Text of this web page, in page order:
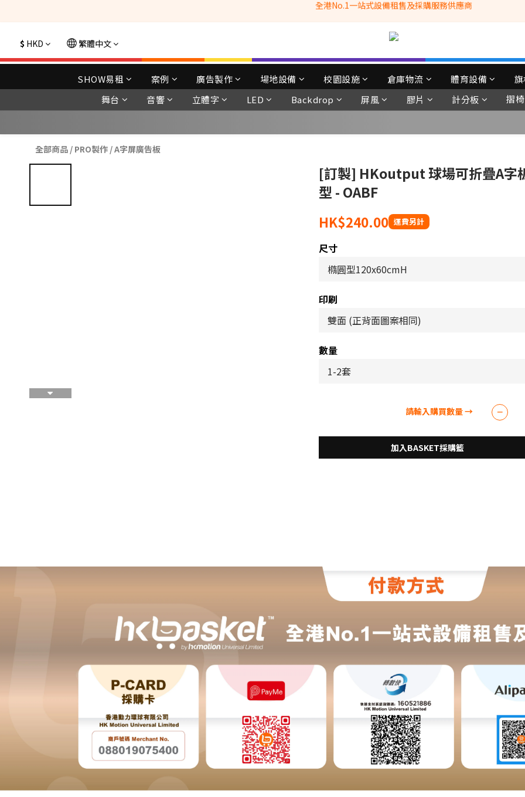
全港No.1一站式設備租售及採購服務供應商
Whatsapp: 66962838 | 電話: 21153328 | 報價: info@hkbasket.com
全港No.1一站式設備租售及採購服務供應商
$ HKD 繁體中文
SHOW易租 案例 廣告製作 場地設備 校園設施 倉庫物流 體育設備
舞台
音響 立體字 LED Backdrop 屏風 膠片 計分板 摺椅
全部商品 / PRO製作 /A字屏廣告板
[訂製] HKoutput 球場可折疊A字
型 - OABF
HK$240.00
尺寸
印刷
數量